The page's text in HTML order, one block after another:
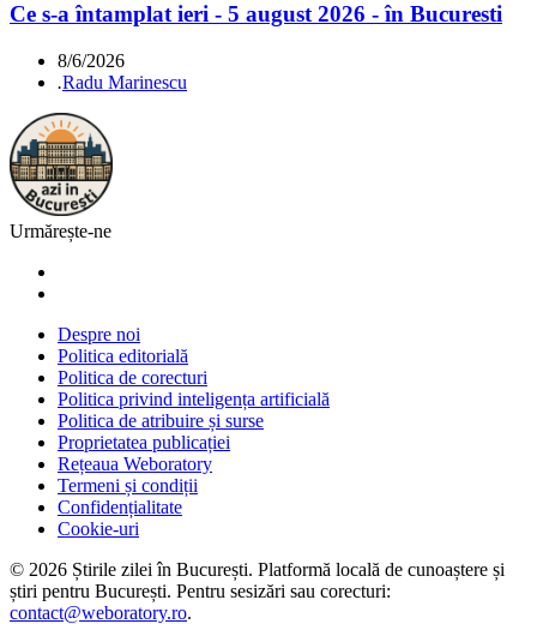
Ce s-a întamplat ieri - 5 august 2026 - în Bucuresti
8/6/2026
.Radu Marinescu
Urmărește-ne
Despre noi
Politica editorială
Politica de corecturi
Politica privind inteligența artificială
Politica de atribuire și surse
Proprietatea publicației
Rețeaua Weboratory
Termeni și condiții
Confidențialitate
Cookie-uri
© 2026 Știrile zilei în București. Platformă locală de cunoaștere și
știri pentru București. Pentru sesizări sau corecturi:
contact@weboratory.ro.